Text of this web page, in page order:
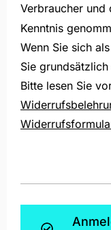
Verbraucher und
Kenntnis
Wenn Sie sich
Sie
Bitte lesen Sie